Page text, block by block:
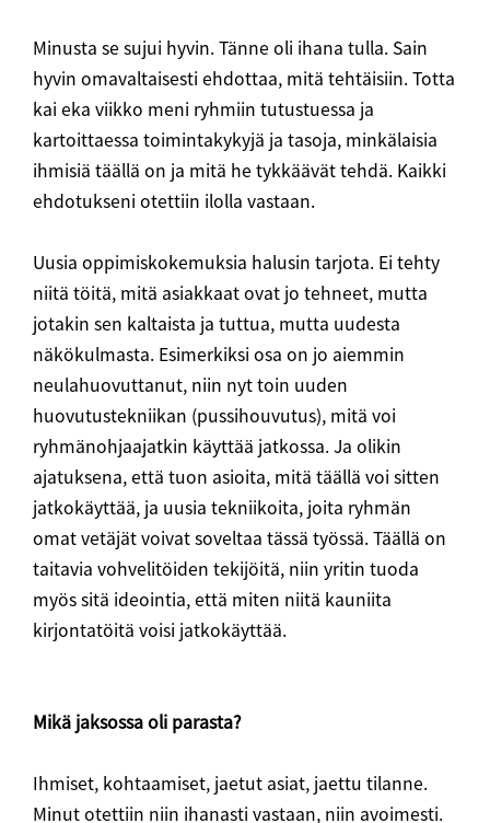
Minusta se sujui hyvin. Tänne oli ihana tulla. Sain
hyvin omavaltaisesti ehdottaa, mitä tehtäisiin. Totta
kai eka viikko meni ryhmiin tutustuessa ja
kartoittaessa toimintakykyjä ja tasoja, minkälaisia
ihmisiä täällä on ja mitä he tykkäävät tehdä. Kaikki
ehdotukseni otettiin ilolla vastaan.
Uusia oppimiskokemuksia halusin tarjota. Ei tehty
niitä töitä, mitä asiakkaat ovat jo tehneet, mutta
jotakin sen kaltaista ja tuttua, mutta uudesta
näkökulmasta. Esimerkiksi osa on jo aiemmin
neulahuovuttanut, niin nyt toin uuden
huovutustekniikan (pussihouvutus), mitä voi
ryhmänohjaajatkin käyttää jatkossa. Ja olikin
ajatuksena, että tuon asioita, mitä täällä voi sitten
jatkokäyttää, ja uusia tekniikoita, joita ryhmän
omat vetäjät voivat soveltaa tässä työssä. Täällä on
taitavia vohvelitöiden tekijöitä, niin yritin tuoda
myös sitä ideointia, että miten niitä kauniita
kirjontatöitä voisi jatkokäyttää.
Mikä jaksossa oli parasta?
Ihmiset, kohtaamiset, jaetut asiat, jaettu tilanne.
Minut otettiin niin ihanasti vastaan, niin avoimesti.